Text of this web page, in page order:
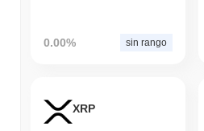
0.00% sin rango
XRP